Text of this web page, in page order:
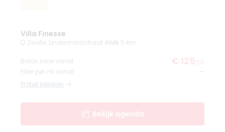
Villa Finesse
Zwolle, Lindenhorststraat 46 5 km
Botox zone vanaf € 125 ,00
Filler per ml vanaf
-
Profiel bekijken
Bekijk agenda